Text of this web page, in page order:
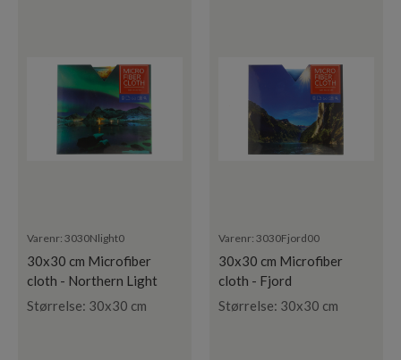
Varenr: 3030Nlight0
30x30 cm Microfiber
cloth - Northern Light
Størrelse: 30x30 cm
Varenr: 3030Fjord00
30x30 cm Microfiber
cloth - Fjord
Størrelse: 30x30 cm